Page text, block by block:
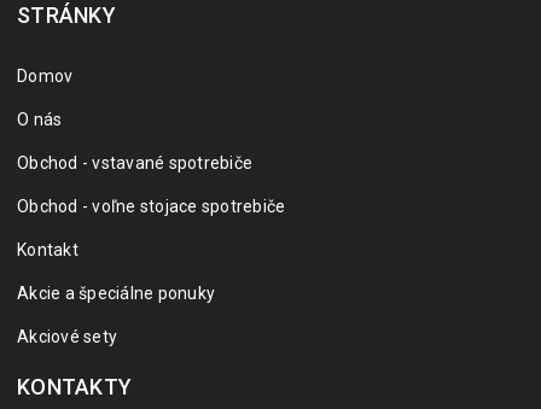
STRÁNKY
Domov
O nás
Obchod - vstavané spotrebiče
Obchod - voľne stojace spotrebiče
Kontakt
Akcie a špeciálne ponuky
Akciové sety
KONTAKTY